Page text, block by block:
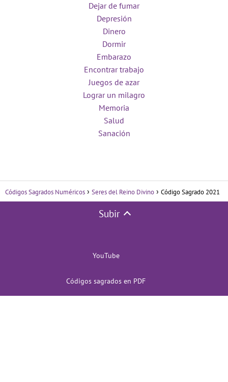
Dejar de fumar
Depresión
Dinero
Dormir
Embarazo
Encontrar trabajo
Juegos de azar
Lograr un milagro
Memoria
Salud
Sanación
Códigos Sagrados Numéricos Seres del Reino Divino Código Sagrado 2021
Subir
YouTube
Códigos sagrados en PDF